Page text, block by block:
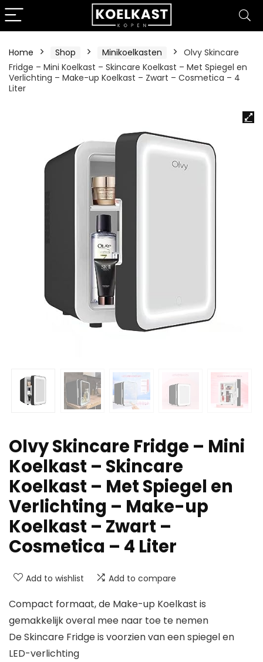
Home Shop Minikoelkasten
Olvy Skincare
Fridge – Mini Koelkast – Skincare Koelkast – Met Spiegel en
Verlichting – Make-up Koelkast – Zwart – Cosmetica – 4
Liter
Olvy Skincare Fridge – Mini
Koelkast – Skincare
Koelkast – Met Spiegel en
Verlichting – Make-up
Koelkast – Zwart –
Cosmetica – 4 Liter
Add to wishlist Add to compare
Compact formaat, de Make-up Koelkast is
gemakkelijk overal mee naar toe te nemen
De Skincare Fridge is voorzien van een spiegel en
LED-verlichting